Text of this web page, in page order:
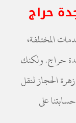
حراج
المختلفة،
حراج. ولكنك
الحجاز لنقل
على